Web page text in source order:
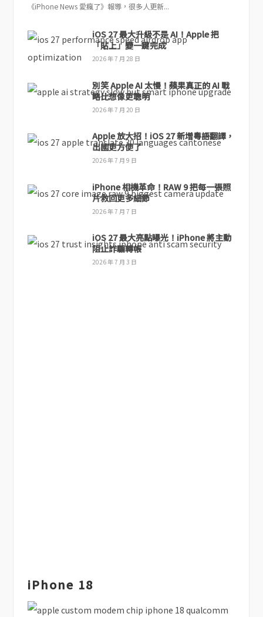
《iPhone News 愛瘋了》報導，很多人更新...
iOS 27 最大升級不是 AI！Apple 把
「貼上」變一鍵完成
2026 年 7 月 28 日
別笑 Apple AI 太慢！蘋果真正的 AI 戰
略比想像更聰明
2026 年 7 月 20 日
Apple 放大招！iOS 27 新增粵語翻譯，
出國更方便了
2026 年 7 月 9 日
iPhone 相機革命！RAW 9 把每一張照
片救回更多細節
2026 年 7 月 7 日
iOS 27 最大亮點曝光！iPhone 將主動
阻止詐騙轉帳
2026 年 7 月 3 日
iPhone 18